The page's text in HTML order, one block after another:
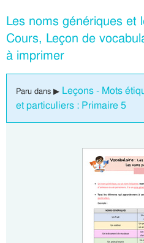
Les noms génériques et
Cours, Leçon de
à imprimer
Paru dans ▶ Leçons - Mots
et particuliers : Primaire 5